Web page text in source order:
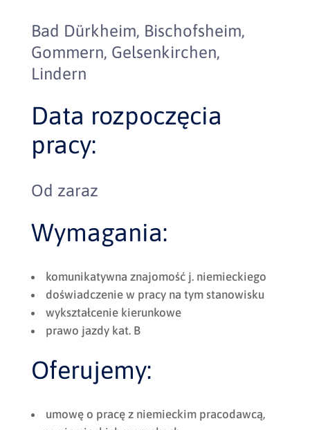
Bad Dürkheim, Bischofsheim,
Gommern, Gelsenkirchen,
Lindern
Data rozpoczęcia
pracy:
Od zaraz
Wymagania:
komunikatywna znajomość j. niemieckiego
doświadczenie w pracy na tym stanowisku
wykształcenie kierunkowe
prawo jazdy kat. B
Oferujemy:
umowę o pracę z niemieckim pracodawcą,